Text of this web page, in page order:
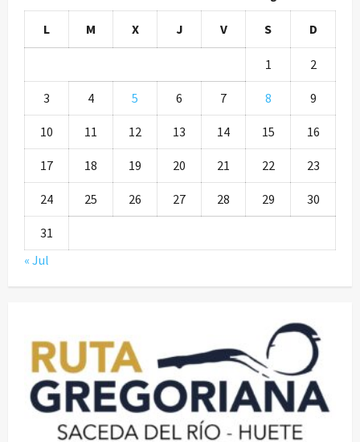
L M X J V S D
1 2
3 4 5 6 7 8 9
10 11 12 13 14 15 16
17 18 19 20 21 22 23
24 25 26 27 28 29 30
31
« Jul